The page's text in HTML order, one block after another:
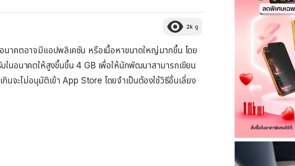
2k ดู
าคตอาจมีแอปพลิเคชัน หรือเนื้อหาขนาดใหญ่มากขึ้น โดย
นอนาคตให้สูงขึ้นขึ้น 4 GB เพื่อให้นักพัฒนาสามารถเขียน
นจะไม่อนุมัติเข้า App Store โดยจำเป็นต้องใช้วิธีอื่นเลี่ยง